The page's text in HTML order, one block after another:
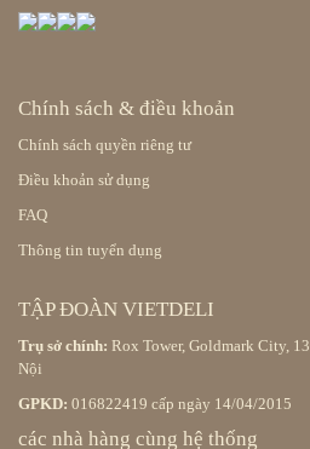
Chính sách & điều khoản
Chính sách quyền riêng tư
Điều khoản sử dụng
FAQ
Thông tin tuyển dụng
TẬP ĐOÀN VIETDELI
Trụ sở chính: Rox Tower, Goldmark City,
Nội
GPKD: 016822419 cấp ngày 14/04/2015
các nhà hàng cùng hệ thống